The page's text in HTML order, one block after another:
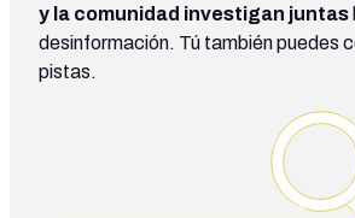
y la comunidad investigan juntas
desinformación. Tú también puedes
pistas.